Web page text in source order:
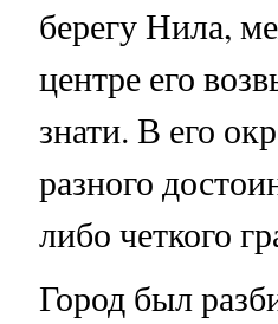
берегу Нила,
центре его
знати. В его
разного
либо четкого
Город был